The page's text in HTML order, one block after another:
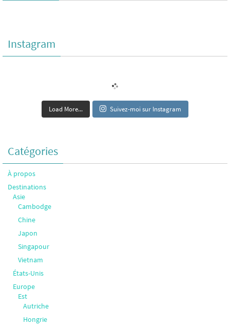
Instagram
Load More... Suivez-moi sur Instagram
Catégories
À propos
Destinations
Asie
Cambodge
Chine
Japon
Singapour
Vietnam
États-Unis
Europe
Est
Autriche
Hongrie